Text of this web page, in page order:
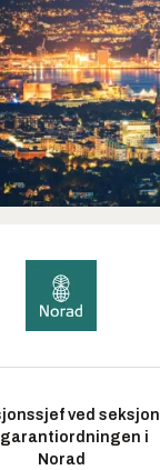
ved seksjon
i
Norad